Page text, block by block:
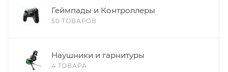
Геймпады и Контроллеры
50 ТОВАРОВ
Наушники и гарнитуры
4 ТОВАРА